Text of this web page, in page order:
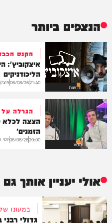
הנצפים ביותר
חדשות
הקנס
איצקוביץ':
הליכודניקים
21:40
06/08/26
VOD
הגרלה
הזמנים'
20:00
06/08/26
אולי יעניין אותך גם
במעונו
גדולי